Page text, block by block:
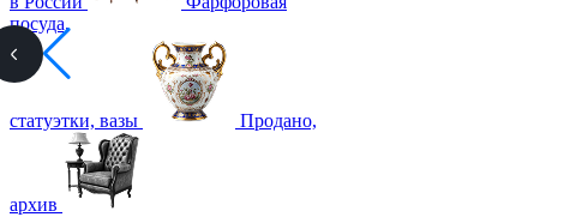
посуда,
статуэтки, вазы Продано,
архив